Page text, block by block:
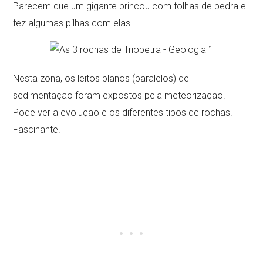
Parecem que um gigante brincou com folhas de pedra e
fez algumas pilhas com elas.
Nesta zona, os leitos planos (paralelos) de
sedimentação foram expostos pela meteorização.
Pode ver a evolução e os diferentes tipos de rochas.
Fascinante!